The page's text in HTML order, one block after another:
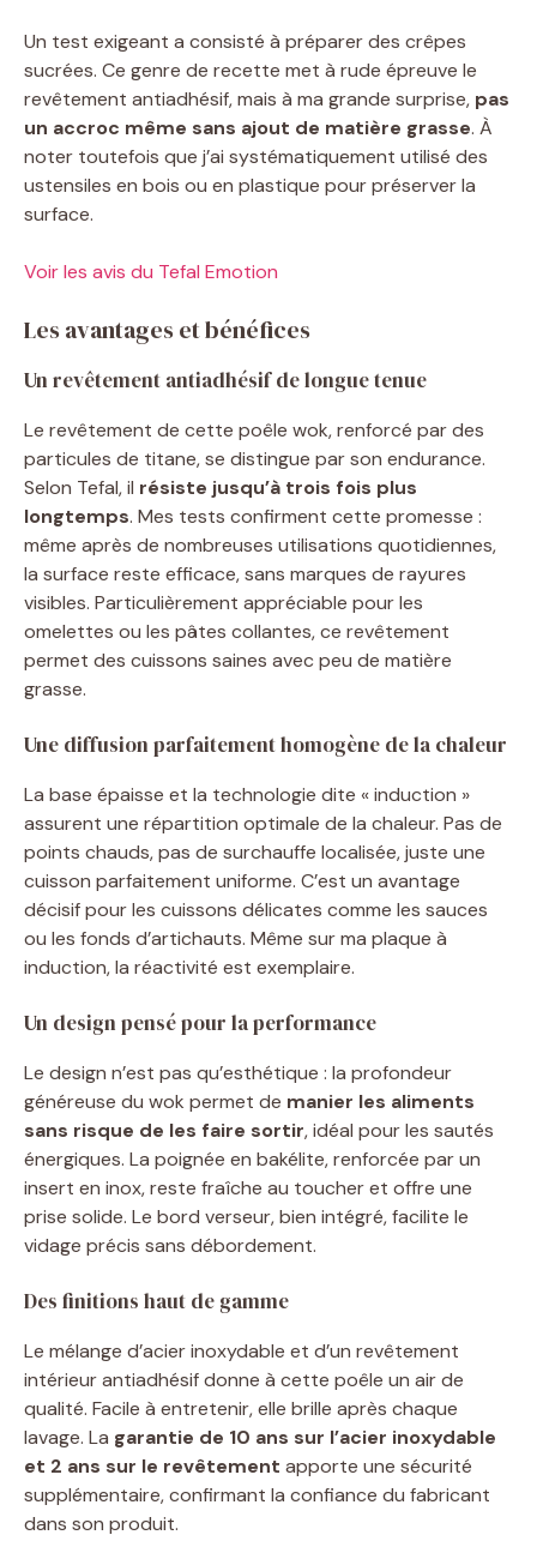
Un test exigeant a consisté à préparer des crêpes
sucrées. Ce genre de recette met à rude épreuve le
revêtement antiadhésif, mais à ma grande surprise, pas
un accroc même sans ajout de matière grasse. À
noter toutefois que j’ai systématiquement utilisé des
ustensiles en bois ou en plastique pour préserver la
surface.
Voir les avis du Tefal Emotion
Les avantages et bénéfices
Un revêtement antiadhésif de longue tenue
Le revêtement de cette poêle wok, renforcé par des
particules de titane, se distingue par son endurance.
Selon Tefal, il résiste jusqu’à trois fois plus
longtemps. Mes tests confirment cette promesse :
même après de nombreuses utilisations quotidiennes,
la surface reste efficace, sans marques de rayures
visibles. Particulièrement appréciable pour les
omelettes ou les pâtes collantes, ce revêtement
permet des cuissons saines avec peu de matière
grasse.
Une diffusion parfaitement homogène de la chaleur
La base épaisse et la technologie dite « induction »
assurent une répartition optimale de la chaleur. Pas de
points chauds, pas de surchauffe localisée, juste une
cuisson parfaitement uniforme. C’est un avantage
décisif pour les cuissons délicates comme les sauces
ou les fonds d’artichauts. Même sur ma plaque à
induction, la réactivité est exemplaire.
Un design pensé pour la performance
Le design n’est pas qu’esthétique : la profondeur
généreuse du wok permet de manier les aliments
sans risque de les faire sortir, idéal pour les sautés
énergiques. La poignée en bakélite, renforcée par un
insert en inox, reste fraîche au toucher et offre une
prise solide. Le bord verseur, bien intégré, facilite le
vidage précis sans débordement.
Des finitions haut de gamme
Le mélange d’acier inoxydable et d’un revêtement
intérieur antiadhésif donne à cette poêle un air de
qualité. Facile à entretenir, elle brille après chaque
lavage. La garantie de 10 ans sur l’acier inoxydable
et 2 ans sur le revêtement apporte une sécurité
supplémentaire, confirmant la confiance du fabricant
dans son produit.